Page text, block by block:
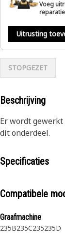
Voeg
Uitrusting
STOPGEZET
Beschrijving
Er wordt
dit onderdeel.
Specificaties
Compatibele
Graafmachine
235B235C235235D